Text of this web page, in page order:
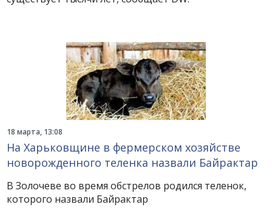
18 марта, 13:08
На Харьковщине в фермерском хозяйстве
новорожденного теленка назвали Байрактар
В Золочеве во время обстрелов родился теленок,
которого назвали Байрактар